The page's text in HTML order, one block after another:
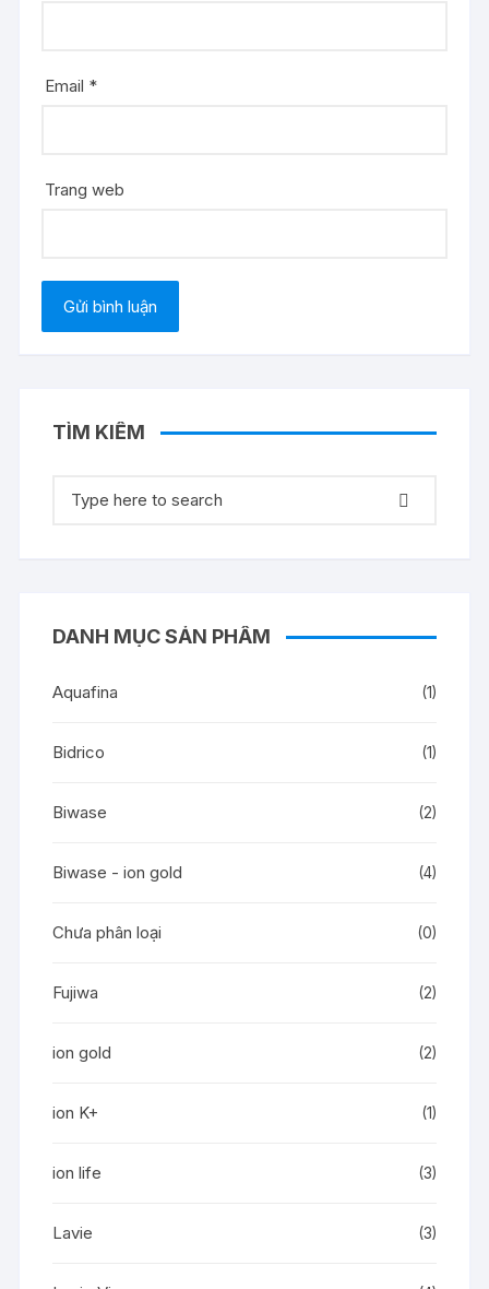
Email *
Trang web
TÌM KIẾM
kiếm:
DANH MỤC SẢN PHẨM
Aquafina (1)
Bidrico (1)
Biwase (2)
Biwase - ion gold (4)
Chưa phân loại (0)
Fujiwa (2)
ion gold (2)
ion K+ (1)
ion life (3)
Lavie (3)